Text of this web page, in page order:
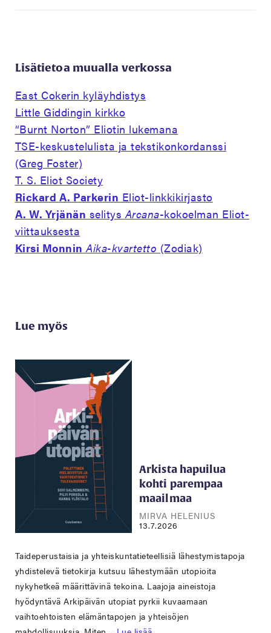
Lisätietoa muualla verkossa
East Cokerin kyläyhdistys
Little Giddingin kirkko
“Burnt Norton” Eliotin lukemana
TSE-keskustelulista ja tekstikonkordanssi
(Greg Foster)
T. S. Eliot Society
Rickard A. Parkerin Eliot-linkkikirjasto
A. W. Yrjänän selitysArcana-kokoelman Eliot-
viittauksesta
Kirsi Monnin Aika-kvartetto (Zodiak)
Lue myös
Arkista hapuilua
kohti parempaa
maailmaa
MIRVA HELENIUS
13.7.2026
Taideperustaisia ja yhteiskuntatieteellisiä lähestymistapoja
yhdistelevä tietokirja kutsuu lähestymään utopioita
nykyhetkeä määrittävinä tekoina. Laajoja aineistoja
hyödyntävä Arkipäivän utopiat pyrkii kuvaamaan
vaihtoehtoisten elämäntapojen ja yhteisöjen